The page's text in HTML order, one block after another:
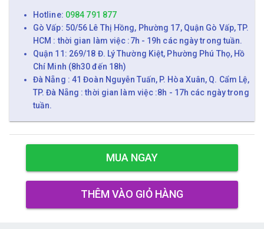
Hotline: 0984 791 877
Gò Vấp: 50/56 Lê Thị Hồng, Phường 17, Quận Gò Vấp, TP.
HCM : thời gian làm việc :7h - 19h các ngày trong tuần.
Quận 11: 269/18 Đ. Lý Thường Kiệt, Phường Phú Thọ, Hồ
Chí Minh (8h30 đến 18h)
Đà Nẵng : 41 Đoàn Nguyễn Tuấn, P. Hòa Xuân, Q. Cẩm Lệ,
TP. Đà Nẵng : thời gian làm việc :8h - 17h các ngày trong
tuần.
MUA NGAY
THÊM VÀO GIỎ HÀNG